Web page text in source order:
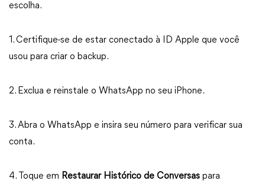
escolha.
1. Certifique-se de estar conectado à ID Apple que você
usou para criar o backup.
2. Exclua e reinstale o WhatsApp no seu iPhone.
3. Abra o WhatsApp e insira seu número para verificar sua
conta.
4. Toque em Restaurar Histórico de Conversas para